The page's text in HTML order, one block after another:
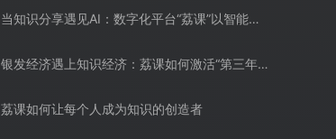
当知识分享遇见AI：数字化平台“荔课”以智能技术重塑知识传播新范式
银发经济遇上知识经济：荔课如何激活“第三年龄”的知识价值
荔课如何让每个人成为知识的创造者